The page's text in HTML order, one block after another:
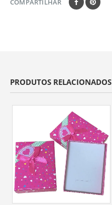
COMPARTILHAR
PRODUTOS RELACIONADOS